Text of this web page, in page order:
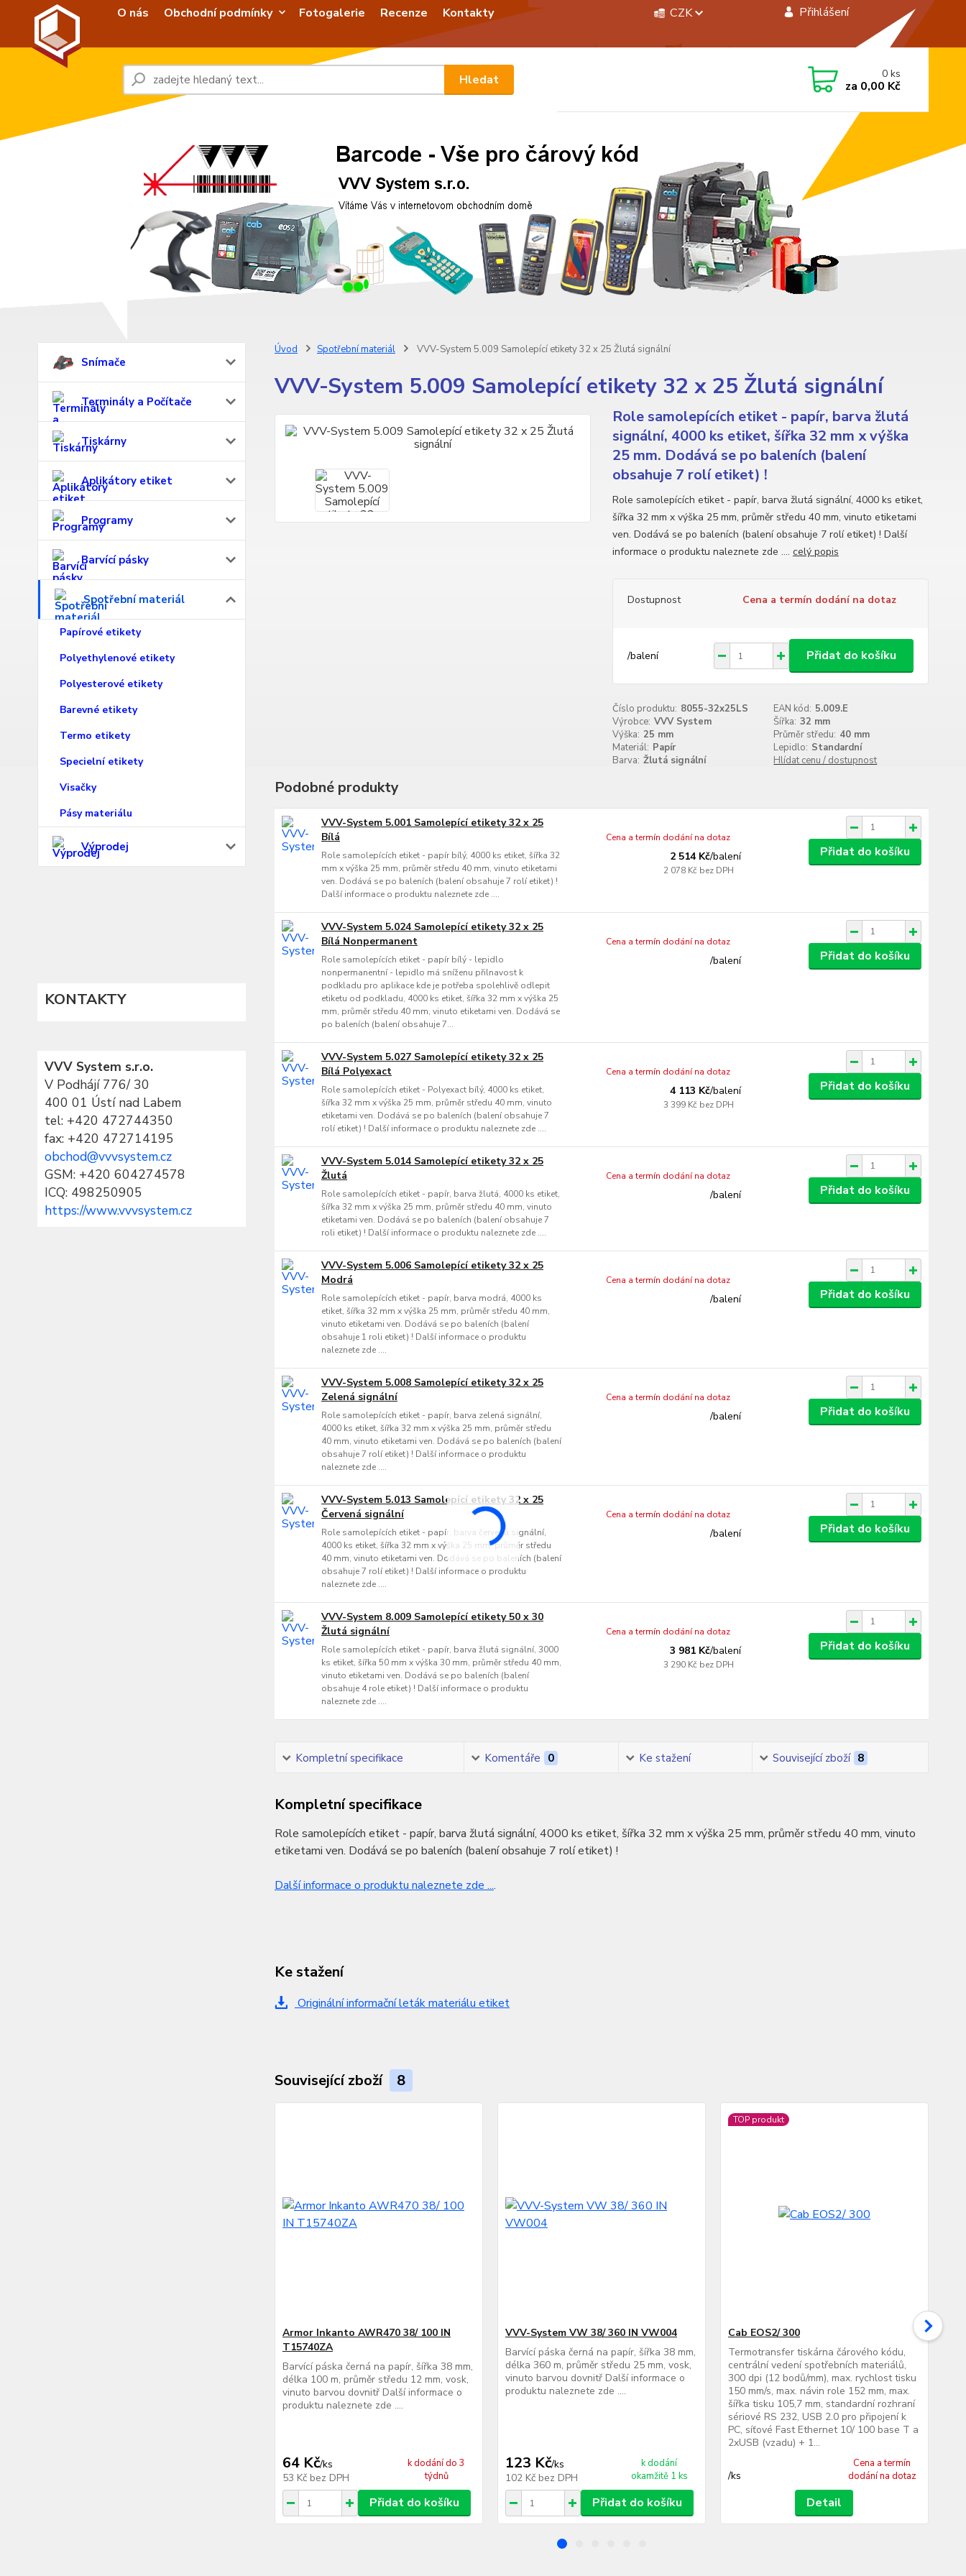
O nás Obchodní podmínky Fotogalerie Recenze Kontakty CZK Přihlášení
Hledat 0ks
za 0,00 Kč
Snímače
Terminály a Počítače
Tiskárny
Aplikátory etiket
Programy
Barvící pásky
Spotřební materiál
Papírové etikety
Polyethylenové etikety
Polyesterové etikety
Barevné etikety
Termo etikety
Specielní etikety
Visačky
Pásy materiálu
Výprodej
KONTAKTY
VVV System s.r.o.
V Podhájí 776/ 30
400 01 Ústí nad Labem
tel: +420 472744350
fax: +420 472714195
obchod@vvvsystem.cz
GSM: +420 604274578
ICQ: 498250905
https://www.vvvsystem.cz
Úvod Spotřební materiál VVV-System 5.009 Samolepící etikety 32 x 25 Žlutá signální
VVV-System 5.009 Samolepící etikety 32 x 25 Žlutá signální
Role samolepících etiket - papír, barva žlutá
signální, 4000 ks etiket, šířka 32 mm x výška
25 mm. Dodává se po baleních (balení
obsahuje 7 rolí etiket) !
Role samolepících etiket - papír, barva žlutá signální, 4000 ks etiket,
šířka 32 mm x výška 25 mm, průměr středu 40 mm, vinuto etiketami
ven. Dodává se po baleních (balení obsahuje 7 rolí etiket) ! Další
informace o produktu naleznete zde .... celý popis
Dostupnost Cena a termín dodání na dotaz
/balení Přidat do košíku
Číslo produktu: 8055-32x25LS EAN kód: 5.009.E
Výrobce: VVV System Šířka: 32 mm
Výška: 25 mm Průměr středu: 40 mm
Materiál: Papír Lepidlo: Standardní
Barva: Žlutá signální Hlídat cenu / dostupnost
Podobné produkty
VVV-System 5.001 Samolepící etikety 32 x 25
Bílá
Role samolepících etiket - papír bílý, 4000 ks etiket, šířka 32
mm x výška 25 mm, průměr středu 40 mm, vinuto etiketami
ven. Dodává se po baleních (balení obsahuje 7 rolí etiket) !
Další informace o produktu naleznete zde ....
2 514 Kč/balení
2 078 Kč bez DPH
Cena a termín dodání na dotaz
Přidat do košíku
VVV-System 5.024 Samolepící etikety 32 x 25
Bílá Nonpermanent
Role samolepících etiket - papír bílý - lepidlo
nonpermanentní - lepidlo má sníženu přilnavost k
podkladu pro aplikace kde je potřeba spolehlivě odlepit
etiketu od podkladu, 4000 ks etiket, šířka 32 mm x výška 25
mm, průměr středu 40 mm, vinuto etiketami ven. Dodává se
po baleních (balení obsahuje 7...
/balení
Cena a termín dodání na dotaz
Přidat do košíku
VVV-System 5.027 Samolepící etikety 32 x 25
Bílá Polyexact
Role samolepících etiket - Polyexact bílý, 4000 ks etiket,
šířka 32 mm x výška 25 mm, průměr středu 40 mm, vinuto
etiketami ven. Dodává se po baleních (balení obsahuje 7
rolí etiket) ! Další informace o produktu naleznete zde ....
4 113 Kč/balení
3 399 Kč bez DPH
Cena a termín dodání na dotaz
Přidat do košíku
VVV-System 5.014 Samolepící etikety 32 x 25
Žlutá
Role samolepících etiket - papír, barva žlutá, 4000 ks etiket,
šířka 32 mm x výška 25 mm, průměr středu 40 mm, vinuto
etiketami ven. Dodává se po baleních (balení obsahuje 7
roli etiket) ! Další informace o produktu naleznete zde ....
/balení
Cena a termín dodání na dotaz
Přidat do košíku
VVV-System 5.006 Samolepící etikety 32 x 25
Modrá
Role samolepících etiket - papír, barva modrá, 4000 ks
etiket, šířka 32 mm x výška 25 mm, průměr středu 40 mm,
vinuto etiketami ven. Dodává se po baleních (balení
obsahuje 1 roli etiket) ! Další informace o produktu
naleznete zde ....
/balení
Cena a termín dodání na dotaz
Přidat do košíku
VVV-System 5.008 Samolepící etikety 32 x 25
Zelená signální
Role samolepících etiket - papír, barva zelená signální,
4000 ks etiket, šířka 32 mm x výška 25 mm, průměr středu
40 mm, vinuto etiketami ven. Dodává se po baleních (balení
obsahuje 7 rolí etiket) ! Další informace o produktu
naleznete zde ....
/balení
Cena a termín dodání na dotaz
Přidat do košíku
VVV-System 5.013 Samolepící etikety 32 x 25
Červená signální
Role samolepících etiket - papír, barva červená signální,
4000 ks etiket, šířka 32 mm x výška 25 mm, průměr středu
40 mm, vinuto etiketami ven. Dodává se po baleních (balení
obsahuje 7 rolí etiket) ! Další informace o produktu
naleznete zde ....
/balení
Cena a termín dodání na dotaz
Přidat do košíku
VVV-System 8.009 Samolepící etikety 50 x 30
Žlutá signální
Role samolepících etiket - papír, barva žlutá signální, 3000
ks etiket, šířka 50 mm x výška 30 mm, průměr středu 40 mm,
vinuto etiketami ven. Dodává se po baleních (balení
obsahuje 4 role etiket) ! Další informace o produktu
naleznete zde ....
3 981 Kč/balení
3 290 Kč bez DPH
Cena a termín dodání na dotaz
Přidat do košíku
Kompletní specifikace Komentáře 0 Ke stažení Související zboží 8
Kompletní specifikace
Role samolepících etiket - papír, barva žlutá signální, 4000 ks etiket, šířka 32 mm x výška 25 mm, průměr středu 40 mm, vinuto
etiketami ven. Dodává se po baleních (balení obsahuje 7 rolí etiket) !
Další informace o produktu naleznete zde ....
Ke stažení
Originální informační leták materiálu etiket
Související zboží 8
Armor Inkanto AWR470 38/ 100 IN
T15740ZA
Barvící páska černá na papír, šířka 38 mm,
délka 100 m, průměr středu 12 mm, vosk,
vinuto barvou dovnitř Další informace o
produktu naleznete zde ....
64 Kč/ks
53 Kč bez DPH
k dodání do 3
týdnů
Přidat do košíku
VVV-System VW 38/ 360 IN VW004
Barvící páska černá na papír, šířka 38 mm,
délka 360 m, průměr středu 25 mm, vosk,
vinuto barvou dovnitř Další informace o
produktu naleznete zde ....
123 Kč/ks
102 Kč bez DPH
k dodání
okamžitě 1 ks
Přidat do košíku
TOP produkt
Cab EOS2/ 300
Termotransfer tiskárna čárového kódu,
centrální vedení spotřebních materiálů,
300 dpi (12 bodů/mm), max. rychlost tisku
150 mm/s, max. návin role 152 mm, max.
šířka tisku 105,7 mm, standardní rozhraní
sériové RS 232, USB 2.0 pro připojení k
PC, síťové Fast Ethernet 10/ 100 base T a
2xUSB (vzadu) + 1...
/ks
Cena a termín
dodání na dotaz
Detail